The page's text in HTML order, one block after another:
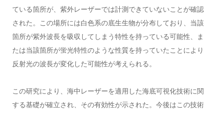
ている箇所が、紫外レーザーでは計測できていないことが確認
された。この場所には白色系の底生生物が分布しており、当該
箇所が紫外波長を吸収してしまう特性を持っている可能性、ま
たは当該箇所が蛍光特性のような性質を持っていたことにより
反射光の波長が変化した可能性が考えられる。
この研究により、海中レーザーを適用した海底可視化技術に関
する基礎が確立され、その有効性が示された。今後はこの技術